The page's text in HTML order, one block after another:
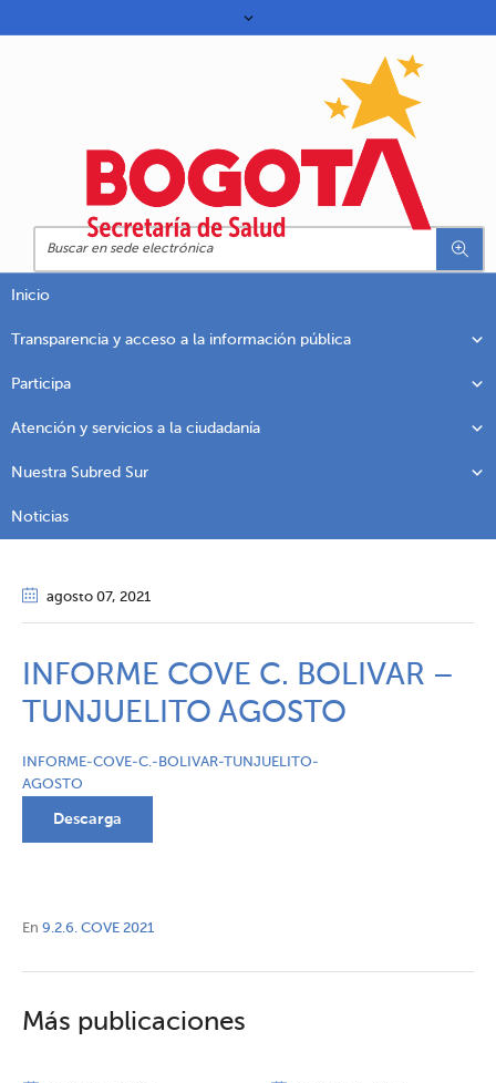
Inicio
Transparencia y acceso a la información pública
Participa
Atención y servicios a la ciudadanía
Nuestra Subred Sur
Noticias
agosto 07, 2021
INFORME COVE C. BOLIVAR –
TUNJUELITO AGOSTO
INFORME-COVE-C.-BOLIVAR-TUNJUELITO-
AGOSTO
Descarga
En 9.2.6. COVE 2021
Más publicaciones